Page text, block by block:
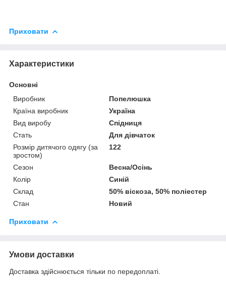
Приховати
Характеристики
Основні
Виробник
Попелюшка
Країна виробник
Україна
Вид виробу
Спідниця
Стать
Для дівчаток
Розмір дитячого одягу (за
зростом)
122
Сезон
Весна/Осінь
Колір
Синій
Склад
50% віскоза, 50% поліестер
Стан
Новий
Приховати
Умови доставки
Доставка здійснюється тільки по передоплаті.